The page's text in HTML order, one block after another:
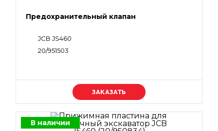
Предохранительный клапан
JCB JS460
20/951503
Уточняйте цену
В наличии